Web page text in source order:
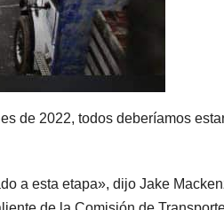
de 2022, todos deberíamos
a esta etapa», dijo Jake